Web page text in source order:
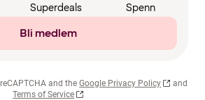
Superdeals Spenn
Bli medlem
and the Google Privacy Policy
and
Terms of Service